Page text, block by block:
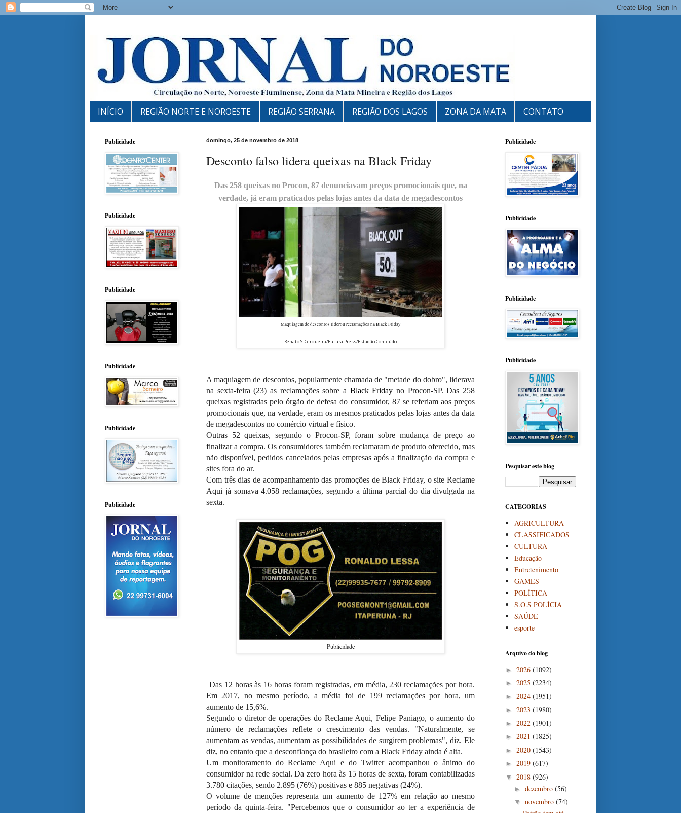
INÍCIO REGIÃO NORTE E NOROESTE REGIÃO SERRANA REGIÃO DOS LAGOS ZONA DA MATA CONTATO
domingo, 25 de novembro de 2018
Desconto falso lidera queixas na Black Friday
Das 258 queixas no Procon, 87 denunciavam preços promocionais que, na
verdade, já eram praticados pelas lojas antes da data de megadescontos
Maquiagem de descontos liderou reclamações na Black Friday
Renato S. Cerqueira/Futura Press/Estadão Conteúdo
A maquiagem de descontos, popularmente chamada de "metade do dobro", liderava
na sexta-feira (23) as reclamações sobre a Black Friday no Procon-SP. Das 258
queixas registradas pelo órgão de defesa do consumidor, 87 se referiam aos preços
promocionais que, na verdade, eram os mesmos praticados pelas lojas antes da data
de megadescontos no comércio virtual e físico.
Outras 52 queixas, segundo o Procon-SP, foram sobre mudança de preço ao
finalizar a compra. Os consumidores também reclamaram de produto oferecido, mas
não disponível, pedidos cancelados pelas empresas após a finalização da compra e
sites fora do ar.
Com três dias de acompanhamento das promoções de Black Friday, o site Reclame
Aqui já somava 4.058 reclamações, segundo a última parcial do dia divulgada na
sexta.
Publicidade
Das 12 horas às 16 horas foram registradas, em média, 230 reclamações por hora.
Em 2017, no mesmo período, a média foi de 199 reclamações por hora, um
aumento de 15,6%.
Segundo o diretor de operações do Reclame Aqui, Felipe Paniago, o aumento do
número de reclamações reflete o crescimento das vendas. "Naturalmente, se
aumentam as vendas, aumentam as possibilidades de surgirem problemas", diz. Ele
diz, no entanto que a desconfiança do brasileiro com a Black Friday ainda é alta.
Um monitoramento do Reclame Aqui e do Twitter acompanhou o ânimo do
consumidor na rede social. Da zero hora às 15 horas de sexta, foram contabilizadas
3.780 citações, sendo 2.895 (76%) positivas e 885 negativas (24%).
O volume de menções representa um aumento de 127% em relação ao mesmo
período da quinta-feira. "Percebemos que o consumidor ao ter a experiência de
Publicidade
Publicidade
Publicidade
Publicidade
Publicidade
Publicidade
Publicidade
Publicidade
Publicidade
Publicidade
Pesquisar este blog
CATEGORIAS
AGRICULTURA
CLASSIFICADOS
CULTURA
Educação
Entretenimento
GAMES
POLÍTICA
S.O.S POLÍCIA
SAÚDE
esporte
Arquivo do blog
► 2026 (1092)
► 2025 (2234)
► 2024 (1951)
► 2023 (1980)
► 2022 (1901)
► 2021 (1825)
► 2020 (1543)
► 2019 (617)
▼ 2018 (926)
► dezembro (56)
▼ novembro (74)